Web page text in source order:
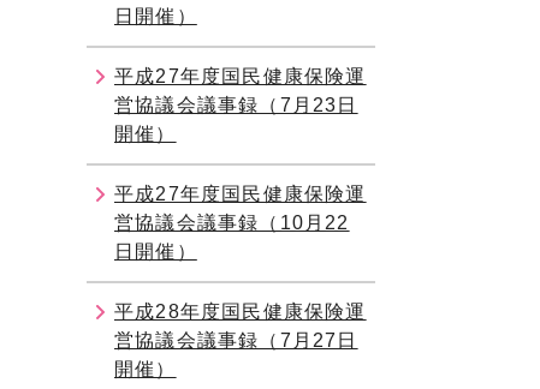
日開催）
平成27年度国民健康保険運
営協議会議事録（7月23日
開催）
平成27年度国民健康保険運
営協議会議事録（10月22
日開催）
平成28年度国民健康保険運
営協議会議事録（7月27日
開催）